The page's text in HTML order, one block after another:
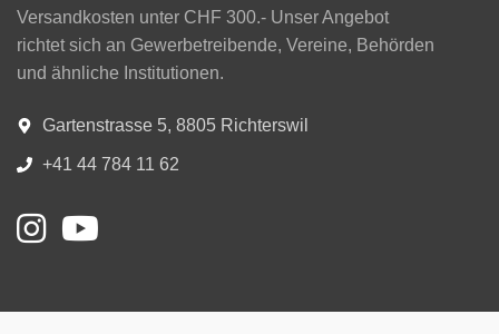
Versandkosten unter CHF 300.- Unser Angebot
richtet sich an Gewerbetreibende, Vereine, Behörden
und ähnliche Institutionen.
Gartenstrasse 5, 8805 Richterswil
+41 44 784 11 62